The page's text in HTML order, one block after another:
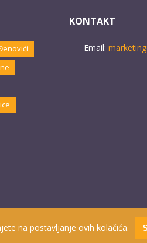
KONTAKT
Email:
na postavljanje ovih kolačića.